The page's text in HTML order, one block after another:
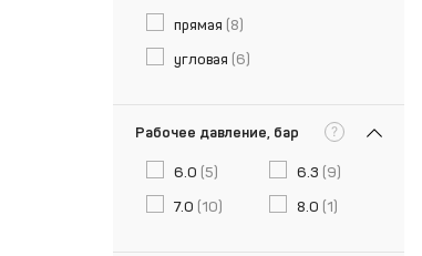
прямая (8)
угловая (6)
Рабочее давление, бар ?
6.0 (5) 6.3 (9)
7.0 (10) 8.0 (1)